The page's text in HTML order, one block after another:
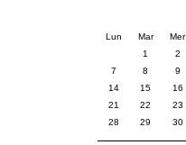
Lun Mar Mer
1
2
7
8 9
14
15 16
21
22 23
28
29 30